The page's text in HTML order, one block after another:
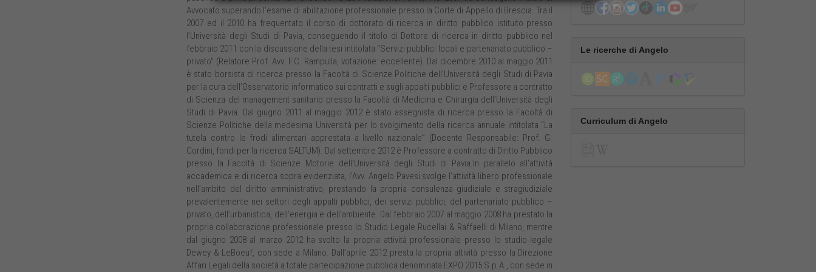
Avvocato superando l’esame di abilitazione professionale presso la Corte di Appello di Brescia. Tra il
2007 ed il 2010 ha frequentato il corso di dottorato di ricerca in diritto pubblico istituito presso
l’Università degli Studi di Pavia, conseguendo il titolo di Dottore di ricerca in diritto pubblico nel
febbraio 2011 con la discussione della tesi intitolata “Servizi pubblici locali e partenariato pubblico –
privato” (Relatore Prof. Avv. F.C. Rampulla, votazione: eccellente). Dal dicembre 2010 al maggio 2011
è stato borsista di ricerca presso la Facoltà di Scienze Politiche dell’Università degli Studi di Pavia
per la cura dell’Osservatorio informatico sui contratti e sugli appalti pubblici e Professore a contratto
di Scienza del management sanitario presso la Facoltà di Medicina e Chirurgia dell’Università degli
Studi di Pavia. Dal giugno 2011 al maggio 2012 è stato assegnista di ricerca presso la Facoltà di
Scienze Politiche della medesima Università per lo svolgimento della ricerca annuale intitolata “La
tutela contro le frodi alimentari apprestata a livello nazionale” (Docente Responsabile: Prof. G.
Cordini, fondi per la ricerca SALTUM). Dal settembre 2012 è Professore a contratto di Diritto Pubblico
presso la Facoltà di Scienze Motorie dell’Università degli Studi di Pavia.In parallelo all’attività
accademica e di ricerca sopra evidenziata, l’Avv. Angelo Pavesi svolge l’attività libero professionale
nell’ambito del diritto amministrativo, prestando la propria consulenza giudiziale e stragiudiziale
prevalentemente nei settori degli appalti pubblici, dei servizi pubblici, del partenariato pubblico –
privato, dell’urbanistica, dell’energia e dell’ambiente. Dal febbraio 2007 al maggio 2008 ha prestato la
propria collaborazione professionale presso lo Studio Legale Rucellai & Raffaelli di Milano, mentre
dal giugno 2008 al marzo 2012 ha svolto la propria attività professionale presso lo studio legale
Dewey & LeBoeuf, con sede a Milano. Dall’aprile 2012 presta la propria attività presso la Direzione
Affari Legali della società a totale partecipazione pubblica denominata EXPO 2015 S.p.A., con sede in
Le ricerche di Angelo
Curriculum di Angelo